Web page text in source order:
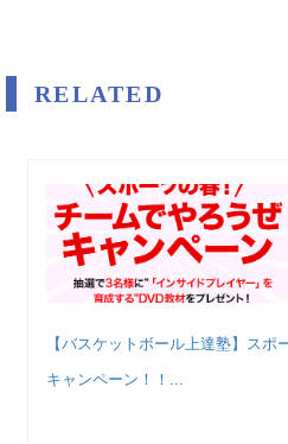
RELATED
【バスケットボール上達塾】ス
キャンペーン！！...